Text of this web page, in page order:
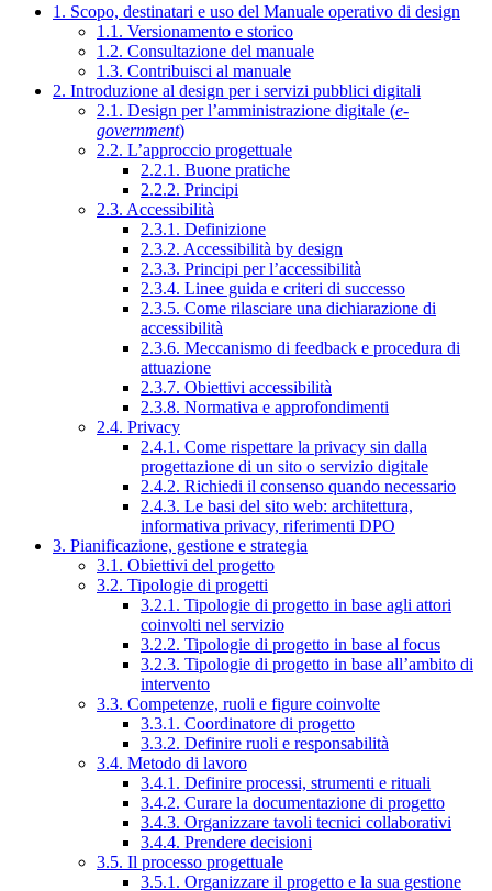
1. Scopo, destinatari e uso del Manuale operativo di design
1.1. Versionamento e storico
1.2. Consultazione del manuale
1.3. Contribuisci al manuale
2. Introduzione al design per i servizi pubblici digitali
2.1. Design per l’amministrazione digitale (e-
government)
2.2. L’approccio progettuale
2.2.1. Buone pratiche
2.2.2. Principi
2.3. Accessibilità
2.3.1. Definizione
2.3.2. Accessibilità by design
2.3.3. Principi per l’accessibilità
2.3.4. Linee guida e criteri di successo
2.3.5. Come rilasciare una dichiarazione di
accessibilità
2.3.6. Meccanismo di feedback e procedura di
attuazione
2.3.7. Obiettivi accessibilità
2.3.8. Normativa e approfondimenti
2.4. Privacy
2.4.1. Come rispettare la privacy sin dalla
progettazione di un sito o servizio digitale
2.4.2. Richiedi il consenso quando necessario
2.4.3. Le basi del sito web: architettura,
informativa privacy, riferimenti DPO
3. Pianificazione, gestione e strategia
3.1. Obiettivi del progetto
3.2. Tipologie di progetti
3.2.1. Tipologie di progetto in base agli attori
coinvolti nel servizio
3.2.2. Tipologie di progetto in base al focus
3.2.3. Tipologie di progetto in base all’ambito di
intervento
3.3. Competenze, ruoli e figure coinvolte
3.3.1. Coordinatore di progetto
3.3.2. Definire ruoli e responsabilità
3.4. Metodo di lavoro
3.4.1. Definire processi, strumenti e rituali
3.4.2. Curare la documentazione di progetto
3.4.3. Organizzare tavoli tecnici collaborativi
3.4.4. Prendere decisioni
3.5. Il processo progettuale
3.5.1. Organizzare il progetto e la sua gestione